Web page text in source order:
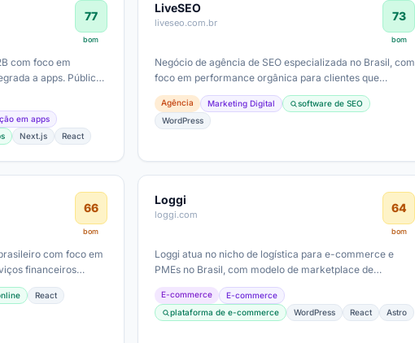
77
bom
com foco em
a apps. Público-
em apps
Next.js React
LiveSEO
liveseo.com.br 73
bom
Negócio de agência de SEO especializada no Brasil, com
foco em performance orgânica para clientes que
buscam liderar em Google; provável…
Agência Marketing Digital
software de SEO
WordPress
66
bom
com foco em
financeiros
React
Loggi
loggi.com 64
bom
Loggi atua no nicho de logística para e-commerce e
PMEs no Brasil, com modelo de marketplace de
entregas; estágio de maturidade digital…
E-commerce
E-commerce
plataforma de e-commerce
WordPress React Astro